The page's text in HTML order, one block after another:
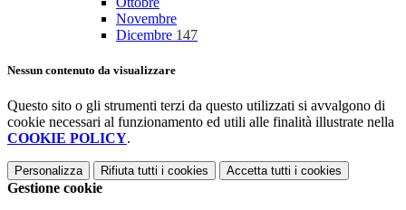
Novembre
Dicembre 147
Nessun contenuto da visualizzare
Questo sito o gli strumenti terzi da questo utilizzati si avvalgono di
cookie necessari al funzionamento ed utili alle finalità illustrate nella
COOKIE POLICY.
Personalizza Rifiuta tutti i cookies Accetta tutti i cookies
Gestione cookie